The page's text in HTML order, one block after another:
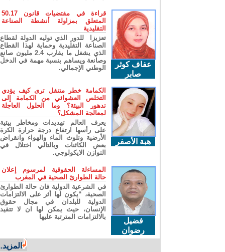
عفاف كوثر
صابر
قراءة في مقتضيات قانون 50.17
المتعلق بمزاولة أنشطة الصناعة
التقليدية
تعزيزا للدور الذي توليه الدولة لقطاع
الصناعة التقليدية وحماية لهذا القطاع
الذي يشغل ما يقارب 2.4 مليون صانع
وصانعة ويساهم بنسبة مهمة في الدخل
الوطني الإجمالي.
هبة الأصفر
الكمامة خطر متنقل ترى كيف يؤدي
التخلص العشوائي من الكمامة إلى
تدهور البيئة؟ وما الحلول العاجلة
لمعالجة المشكل؟
يعرف العالم تهديدات ومخاطر بيئية
على رأسها ارتفاع درجة حرارة الكرة
الأرضية وتلوث الماء والهواء وانقراض
بعض الكائنات وبالتالي اختلال في
التوازن الايكولوجي.
فضيل
رضوان
المساءلة الحقوقية لمرسوم إعلان
حالة الطوارئ الصحية في المغرب
في الشرعية الدولية فان حالة الطوارئ
الصحية، “يكون لها أثر على الالتزامات
الدولية للبلدان في مجال حقوق
الإنسان، حيث يمكن لها ان لا تتقيد
بالالتزامات المترتبة عليها
المزيد...